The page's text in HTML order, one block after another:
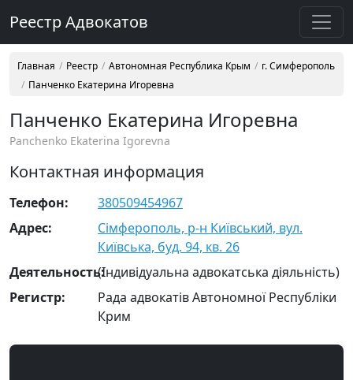
Реестр Адвокатов
Главная Реестр Автономная Республика Крым
г. Симферополь
Панченко Екатерина Игоревна
Панченко Екатерина Игоревна
Panchenko Ekaterina Igorevna
Контактная информация
Телефон:
380509454967
Адрес:
Сімферополь, р-н Київський, вул.
Київська, буд. 94, кв. 26
Деятельность:(Індивідуальна адвокатська діяльність)
Регистр:
Рада адвокатів Автономної Республіки
Крим